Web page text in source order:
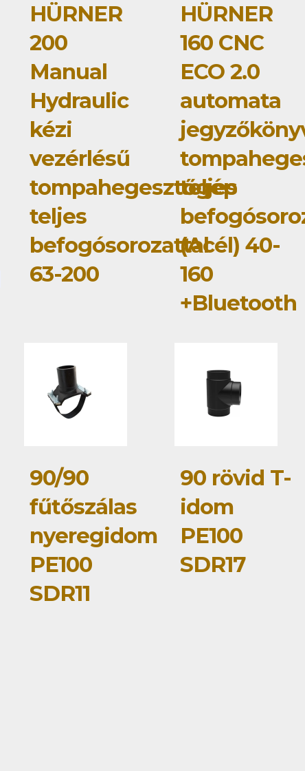
HÜRNER
200
Manual
Hydraulic
kézi
vezérlésű
tompahegesztőgép
teljes
befogósorozattal
63-200
HÜRNER
160 CNC
ECO 2.0
automata
teljes
(Acél) 40-
160
+Bluetooth
90/90
fűtőszálas
nyeregidom
PE100
SDR11
90 rövid T-
idom
PE100
SDR17